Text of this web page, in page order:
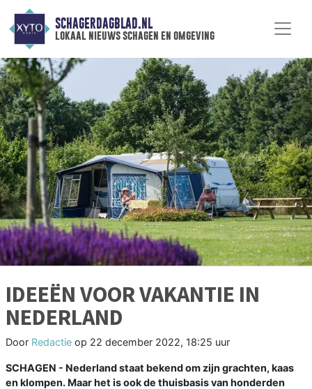
SCHAGERDAGBLAD.NL
lokaal nieuws schagen en omgeving
IDEEËN VOOR VAKANTIE IN
NEDERLAND
Door Redactie op 22 december 2022, 18:25 uur
SCHAGEN - Nederland staat bekend om zijn grachten, kaas
en klompen. Maar het is ook de thuisbasis van honderden